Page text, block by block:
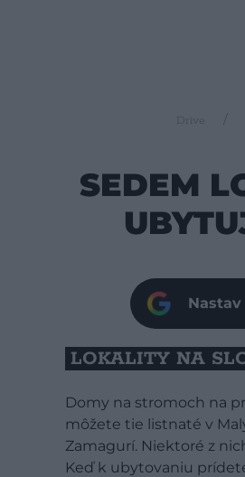
Drive
SEDEM
LOKALITY NA
Domy na stromoch na
môžete tie listnaté v
Zamagurí. Niektoré z
Keď k ubytovaniu